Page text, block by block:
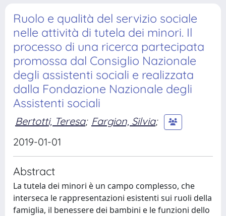
Ruolo e qualità del servizio sociale
nelle attività di tutela dei minori. Il
processo di una ricerca partecipata
promossa dal Consiglio Nazionale
degli assistenti sociali e realizzata
dalla Fondazione Nazionale degli
Assistenti sociali
Bertotti, Teresa; Fargion, Silvia;
2019-01-01
Abstract
La tutela dei minori è un campo complesso, che
interseca le rappresentazioni esistenti sui ruoli della
famiglia, il benessere dei bambini e le funzioni dello